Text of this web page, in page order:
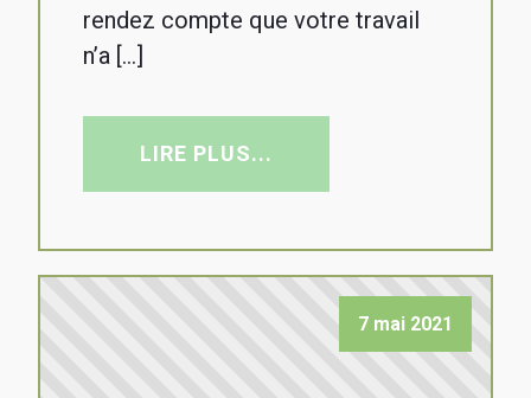
rendez compte que votre travail
n’a […]
LIRE PLUS...
7 mai 2021